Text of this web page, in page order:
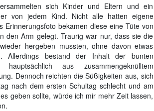
sich Kinder und Eltern und ein
von jedem Kind. Nicht alle hatten eigene
Erinnerungsfoto bekamen diese eine Tüte von
den Arm gelegt. Traurig war nur, dass sie die
hergeben mussten, ohne davon etwas
Allerdings bestand der Inhalt der bunten
hauptsächlich aus zusammengeknülltem
Dennoch reichten die Süßigkeiten aus, sich
nach dem ersten Schultag schlecht und am
geben sollte, würde ich mir mehr Zeit lassen,